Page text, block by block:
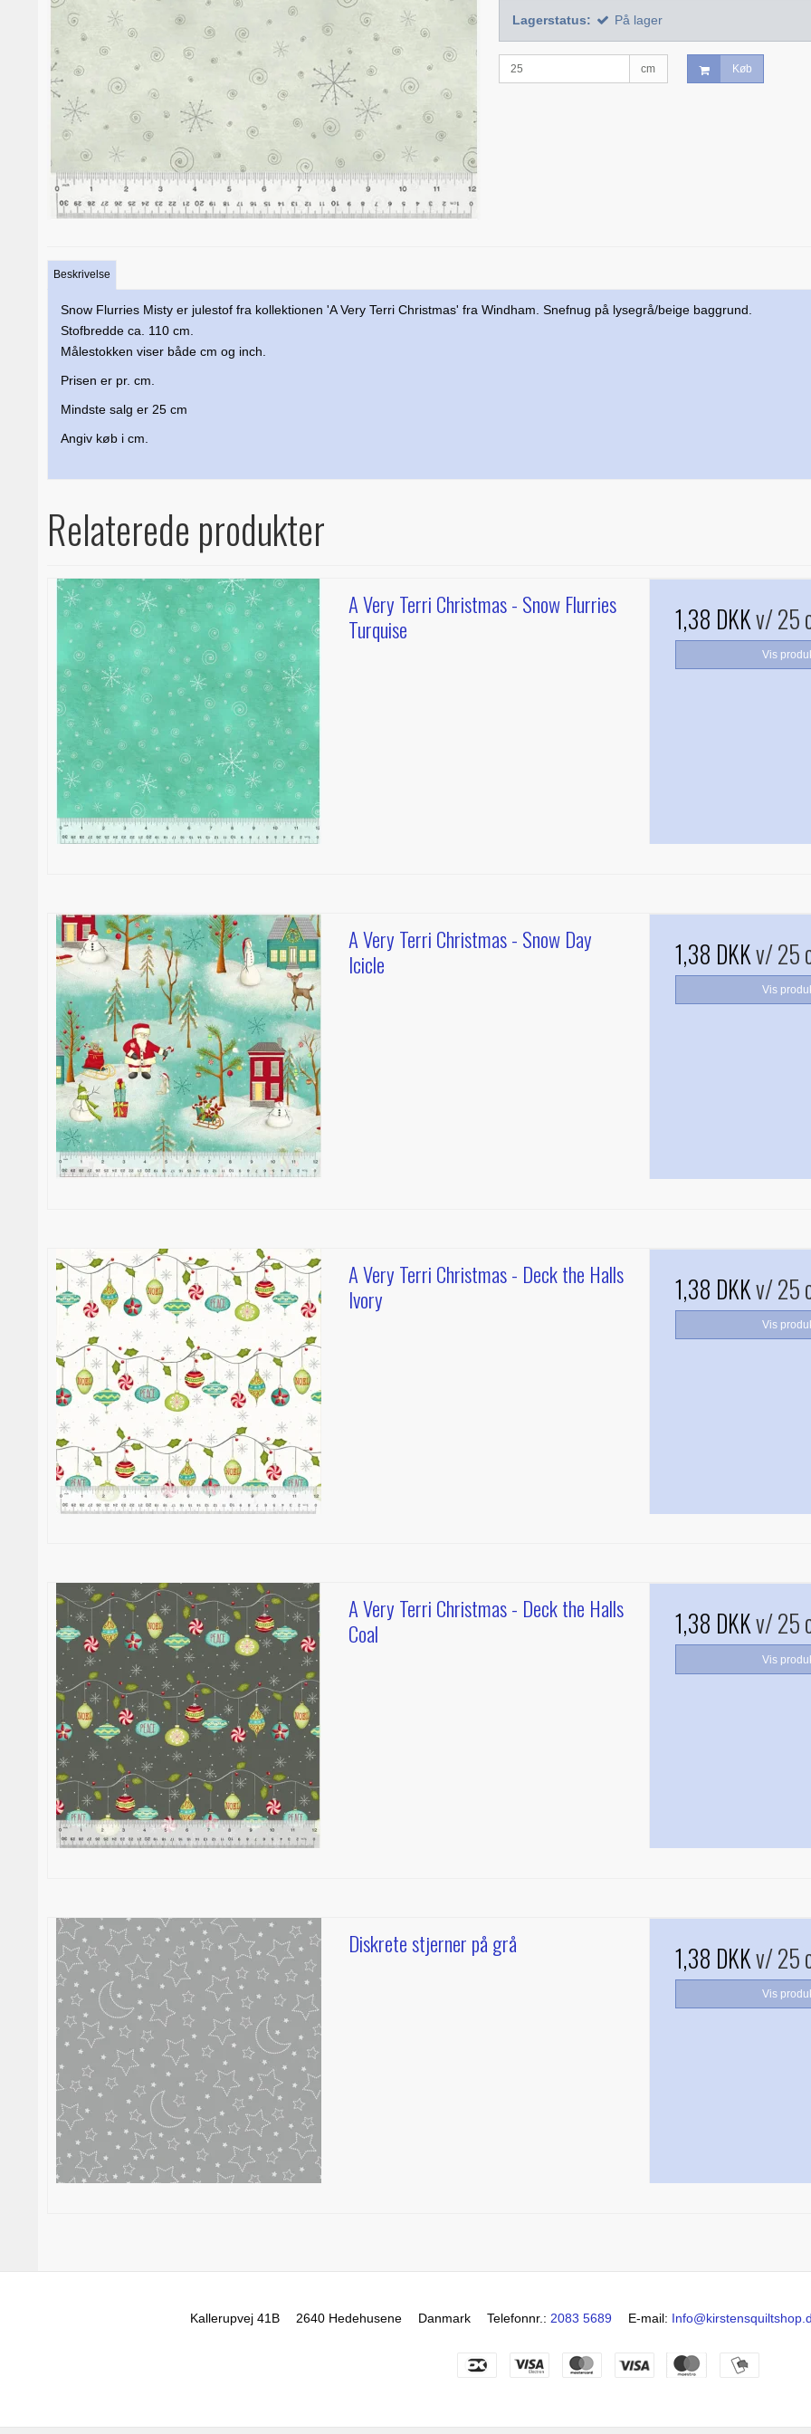
Lagerstatus: På lager
cm Køb
Beskrivelse
Snow Flurries Misty er julestof fra kollektionen 'A Very Terri Christmas' fra Windham. Snefnug på lysegrå/beige baggrund.
Stofbredde ca. 110 cm.
Målestokken viser både cm og inch.
Prisen er pr. cm.
Mindste salg er 25 cm
Angiv køb i cm.
Relaterede produkter
A Very Terri Christmas - Snow Flurries
Turquise
1,38 DKKv/ 25
Vis
A Very Terri Christmas - Snow Day
Icicle
1,38 DKKv/ 25
Vis
A Very Terri Christmas - Deck the Halls
Ivory
1,38 DKKv/ 25
Vis
A Very Terri Christmas - Deck the Halls
Coal
1,38 DKKv/ 25
Vis
Diskrete stjerner på grå 1,38 DKKv/ 25
Vis
Kallerupvej 41B 2640 Hedehusene Danmark Telefonnr. : 2083 5689 E-mail: